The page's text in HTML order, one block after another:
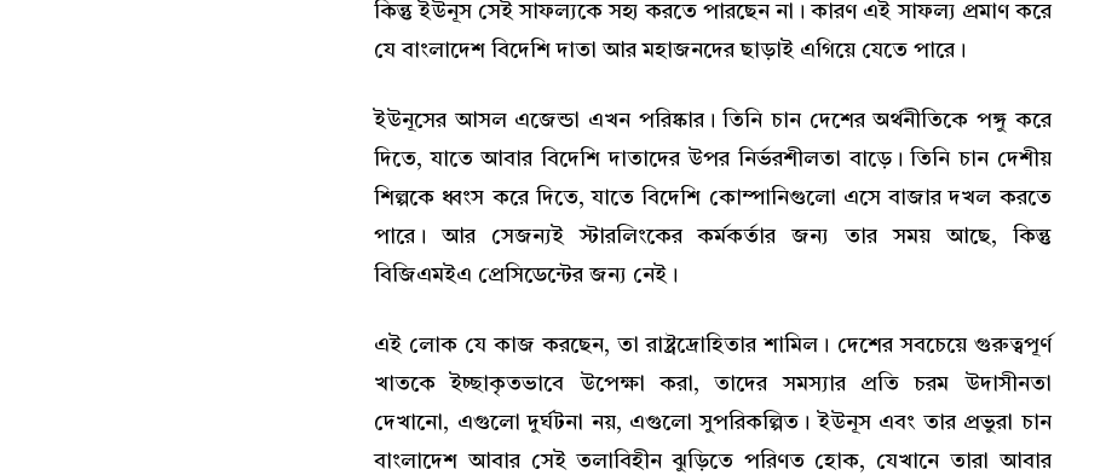
কিন্তু ইউনূস সেই সাফল্যকে সহ্য করতে পারছেন না। কারণ এই সাফল্য প্রমাণ করে
যে বাংলাদেশ বিদেশি দাতা আর মহাজনদের ছাড়াই এগিয়ে যেতে পারে।
ইউনূসের আসল এজেন্ডা এখন পরিষ্কার। তিনি চান দেশের অর্থনীতিকে পঙ্গু করে
দিতে, যাতে আবার বিদেশি দাতাদের উপর নির্ভরশীলতা বাড়ে। তিনি চান দেশীয়
শিল্পকে ধ্বংস করে দিতে, যাতে বিদেশি কোম্পানিগুলো এসে বাজার দখল করতে
পারে। আর সেজন্যই স্টারলিংকের কর্মকর্তার জন্য তার সময় আছে, কিন্তু
বিজিএমইএ প্রেসিডেন্টের জন্য নেই।
এই লোক যে কাজ করছেন, তা রাষ্ট্রদ্রোহিতার শামিল। দেশের সবচেয়ে গুরুত্বপূর্ণ
খাতকে ইচ্ছাকৃতভাবে উপেক্ষা করা, তাদের সমস্যার প্রতি চরম উদাসীনতা
দেখানো, এগুলো দুর্ঘটনা নয়, এগুলো সুপরিকল্পিত। ইউনূস এবং তার প্রভুরা চান
বাংলাদেশ আবার সেই তলাবিহীন ঝুড়িতে পরিণত হোক, যেখানে তারা আবার